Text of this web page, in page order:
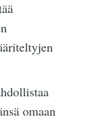
omaan